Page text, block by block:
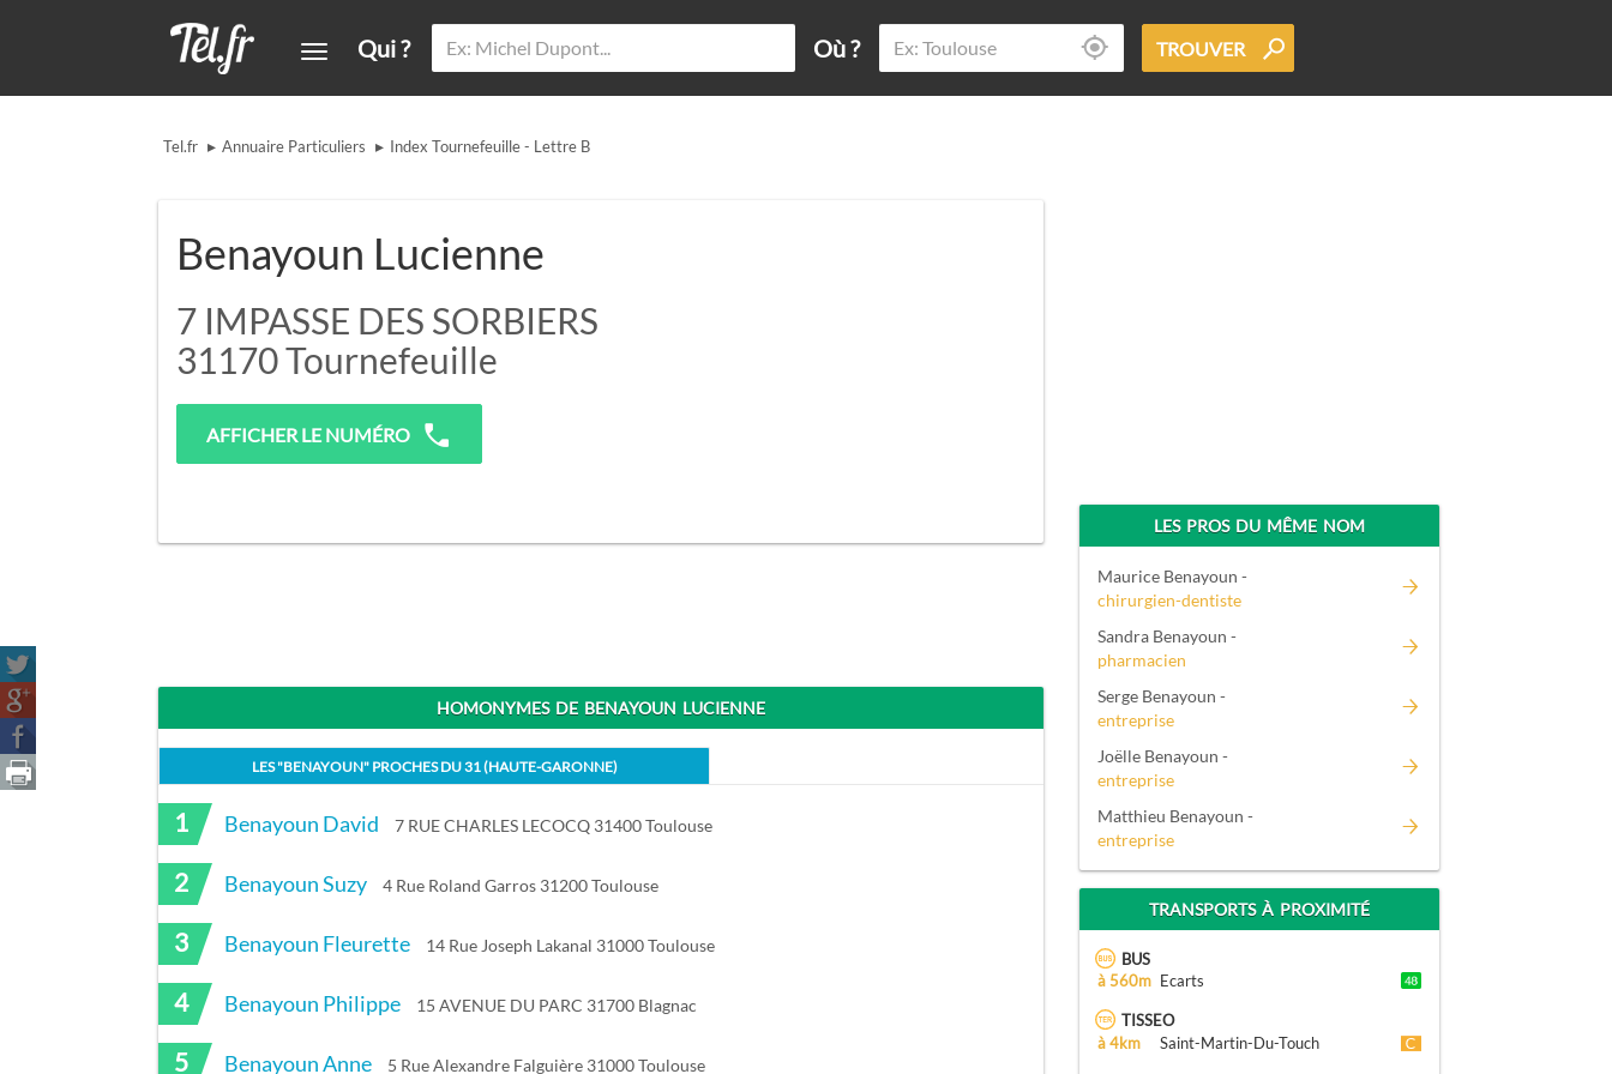
Qui ? Où ? TROUVER
Tel.fr ▸ Annuaire Particuliers ▸ Index Tournefeuille - Lettre B
Benayoun Lucienne
7 IMPASSE DES SORBIERS
31170Tournefeuille
AFFICHER LE NUMÉRO
HOMONYMES DE BENAYOUN LUCIENNE
LES "BENAYOUN" PROCHES DU31 (HAUTE-GARONNE)
1 Benayoun David 7 RUE CHARLES LECOCQ 31400 Toulouse
2 Benayoun Suzy 4 Rue Roland Garros 31200 Toulouse
3 Benayoun Fleurette 14 Rue Joseph Lakanal 31000 Toulouse
4 Benayoun Philippe 15 AVENUE DU PARC 31700 Blagnac
5 Benayoun Anne 5 Rue Alexandre Falguière 31000 Toulouse
LES PROS DU MÊME NOM
Maurice Benayoun -
chirurgien-dentiste
Sandra Benayoun -
pharmacien
Serge Benayoun -
entreprise
Joëlle Benayoun -
entreprise
Matthieu Benayoun -
entreprise
TRANSPORTS À PROXIMITÉ
BUS
à 560m Ecarts
TISSEO
à 4km
Saint-Martin-Du-Touch